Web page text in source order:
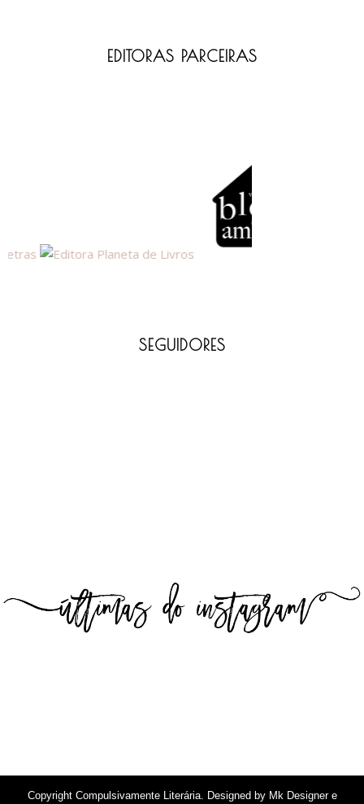
EDITORAS PARCEIRAS
SEGUIDORES
Copyright Compulsivamente Literária. Designed by Mk Designer e